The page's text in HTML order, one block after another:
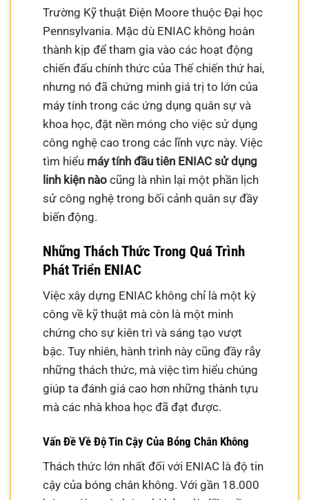
Trường Kỹ thuật Điện Moore thuộc Đại học
Pennsylvania. Mặc dù ENIAC không hoàn
thành kịp để tham gia vào các hoạt động
chiến đấu chính thức của Thế chiến thứ hai,
nhưng nó đã chứng minh giá trị to lớn của
máy tính trong các ứng dụng quân sự và
khoa học, đặt nền móng cho việc sử dụng
công nghệ cao trong các lĩnh vực này. Việc
tìm hiểu máy tính đầu tiên ENIAC sử dụng
linh kiện nào cũng là nhìn lại một phần lịch
sử công nghệ trong bối cảnh quân sự đầy
biến động.
Những Thách Thức Trong Quá Trình
Phát Triển ENIAC
Việc xây dựng ENIAC không chỉ là một kỳ
công về kỹ thuật mà còn là một minh
chứng cho sự kiên trì và sáng tạo vượt
bậc. Tuy nhiên, hành trình này cũng đầy rẫy
những thách thức, mà việc tìm hiểu chúng
giúp ta đánh giá cao hơn những thành tựu
mà các nhà khoa học đã đạt được.
Vấn Đề Về Độ Tin Cậy Của Bóng Chân Không
Thách thức lớn nhất đối với ENIAC là độ tin
cậy của bóng chân không. Với gần 18.000